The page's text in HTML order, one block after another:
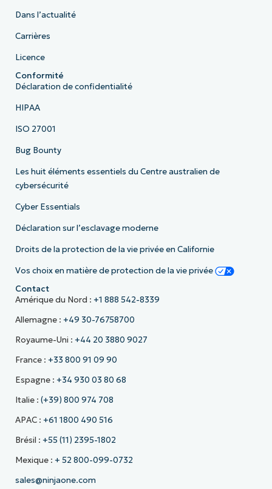
Dans l’actualité
Carrières
Licence
Conformité
Déclaration de confidentialité
HIPAA
ISO 27001
Bug Bounty
Les huit éléments essentiels du Centre australien de
cybersécurité
Cyber Essentials
Déclaration sur l’esclavage moderne
Droits de la protection de la vie privée en Californie
Vos choix en matière de protection de la vie privée
Contact
Amérique du Nord : +1 888 542-8339
Allemagne : +49 30-76758700
Royaume-Uni : +44 20 3880 9027
France : +33 800 91 09 90
Espagne : +34 930 03 80 68
Italie : (+39) 800 974 708
APAC : +61 1800 490 516
Brésil : +55 (11) 2395-1802
Mexique : + 52 800-099-0732
sales@ninjaone.com